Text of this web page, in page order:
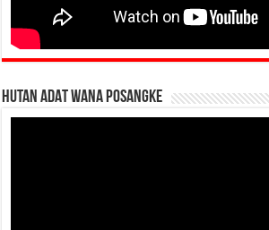
HUTAN ADAT WANA POSANGKE